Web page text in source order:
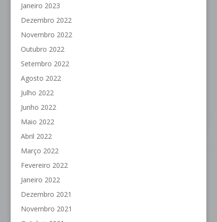
Janeiro 2023
Dezembro 2022
Novembro 2022
Outubro 2022
Setembro 2022
Agosto 2022
Julho 2022
Junho 2022
Maio 2022
Abril 2022
Março 2022
Fevereiro 2022
Janeiro 2022
Dezembro 2021
Novembro 2021